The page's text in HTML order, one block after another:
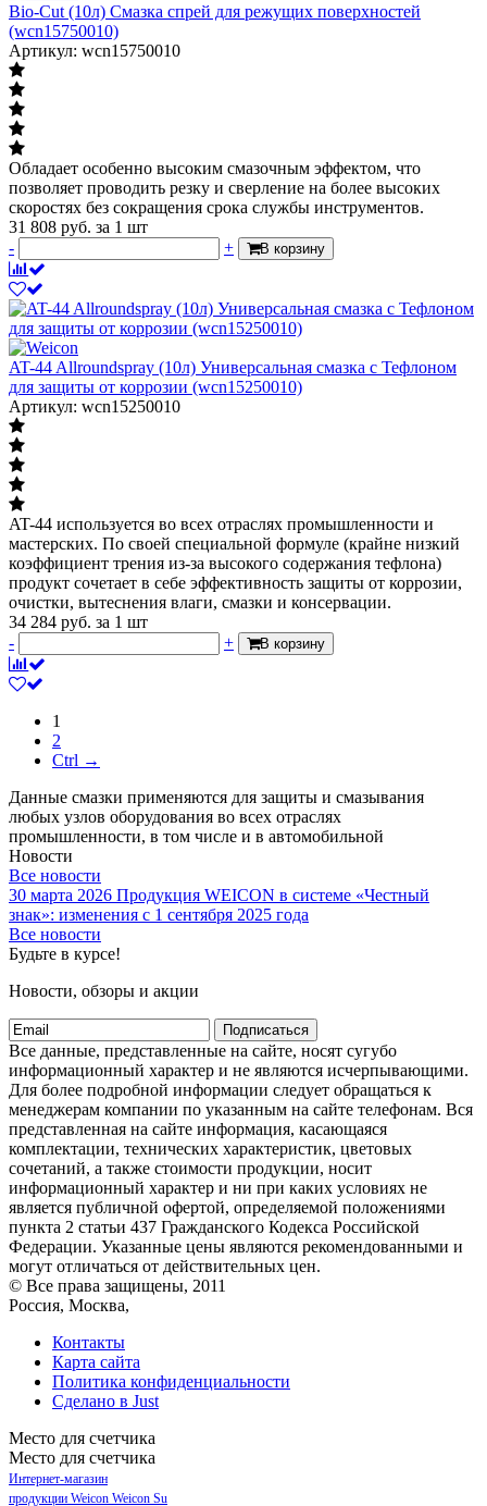
Bio-Cut (10л) Cмазка спрей для режущих поверхностей
(wcn15750010)
Артикул: wcn15750010
Обладает особенно высоким смазочным эффектом, что
позволяет проводить резку и сверление на более высоких
скоростях без сокращения срока службы инструментов.
31 808 руб. за 1 шт
-
+ В корзину
AT-44 Allroundspray (10л) Универсальная смазка с Тефлоном
для защиты от коррозии (wcn15250010)
Артикул: wcn15250010
AT-44 используется во всех отраслях промышленности и
мастерских. По своей специальной формуле (крайне низкий
коэффициент трения из-за высокого содержания тефлона)
продукт сочетает в себе эффективность защиты от коррозии,
очистки, вытеснения влаги, смазки и консервации.
34 284 руб. за 1 шт
-
+ В корзину
1
2
Ctrl →
Данные смазки применяются для защиты и смазывания
любых узлов оборудования во всех отраслях
промышленности, в том числе и в автомобильной
Новости
Все новости
30 марта 2026 Продукция WEICON в системе «Честный
знак»: изменения с 1 сентября 2025 года
Все новости
Будьте в курсе!
Новости, обзоры и акции
Подписаться
Все данные, представленные на сайте, носят сугубо
информационный характер и не являются исчерпывающими.
Для более подробной информации следует обращаться к
менеджерам компании по указанным на сайте телефонам. Вся
представленная на сайте информация, касающаяся
комплектации, технических характеристик, цветовых
сочетаний, а также стоимости продукции, носит
информационный характер и ни при каких условиях не
является публичной офертой, определяемой положениями
пункта 2 статьи 437 Гражданского Кодекса Российской
Федерации. Указанные цены являются рекомендованными и
могут отличаться от действительных цен.
© Все права защищены, 2011
Россия, Москва,
Контакты
Карта сайта
Политика конфиденциальности
Сделано в Just
Место для счетчика
Место для счетчика
Интернет-магазин
продукции Weicon Weicon Su